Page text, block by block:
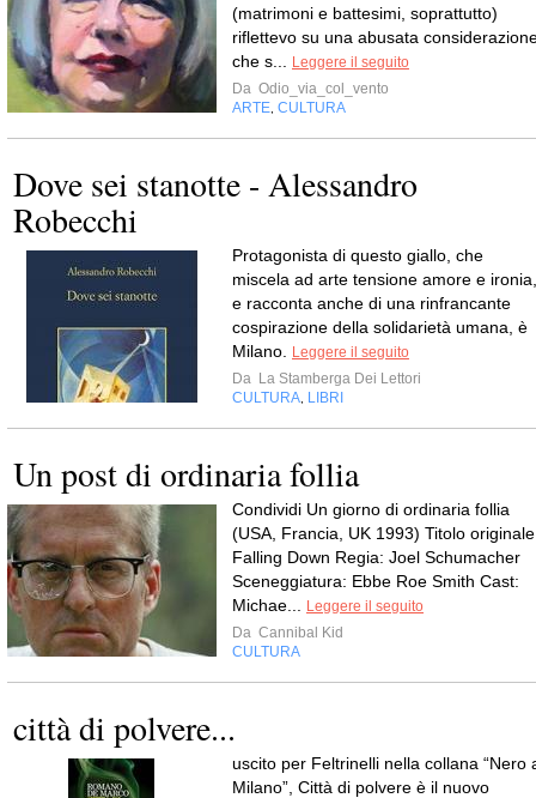
(matrimoni e battesimi, soprattutto)
riflettevo su una abusata
che s...
Leggere il seguito
Da Odio_via_col_vento
ARTE CULTURA
Dove sei stanotte - Alessandro
Robecchi
Protagonista di questo giallo, che
miscela ad arte tensione amore e ironia,
e racconta anche di una rinfrancante
cospirazione della solidarietà umana, è
Milano.
Leggere il seguito
Da La Stamberga Dei Lettori
CULTURA LIBRI
Un post di ordinaria follia
Condividi Un giorno di ordinaria follia
(USA, Francia, UK 1993) Titolo
Falling Down Regia: Joel Schumacher
Sceneggiatura: Ebbe Roe Smith Cast:
Michae...
Leggere il seguito
Da Cannibal Kid
CULTURA
città di polvere...
uscito per Feltrinelli nella collana “Nero
Milano”, Città di polvere è il nuovo